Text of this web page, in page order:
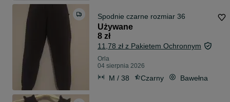
Spodnie czarne rozmiar 36
Używane
8 zł
11,78 zł z Pakietem Ochronnym
Orla
04 sierpnia 2026
M / 38 Czarny Bawełna